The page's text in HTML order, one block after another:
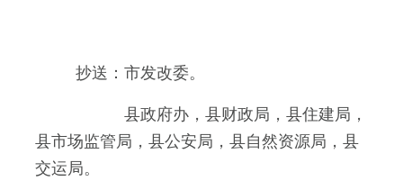
抄送：市发改委。
县政府办，县财政局，县住建局，
县市场监管局，县公安局，县自然资源局，县
交运局。